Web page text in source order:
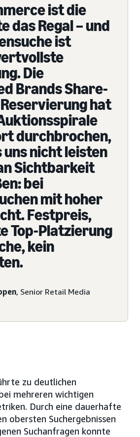
ist die
das Regal – und
ist
Die
Brands Share-
hat
durchbrochen,
uns nicht leisten
Sichtbarkeit
bei
mit hoher
Festpreis,
Top-Platzierung
kein
, Senior Retail Media
zu deutlichen
mehreren wichtigen
Durch eine dauerhafte
obersten Suchergebnissen
Suchanfragen konnte